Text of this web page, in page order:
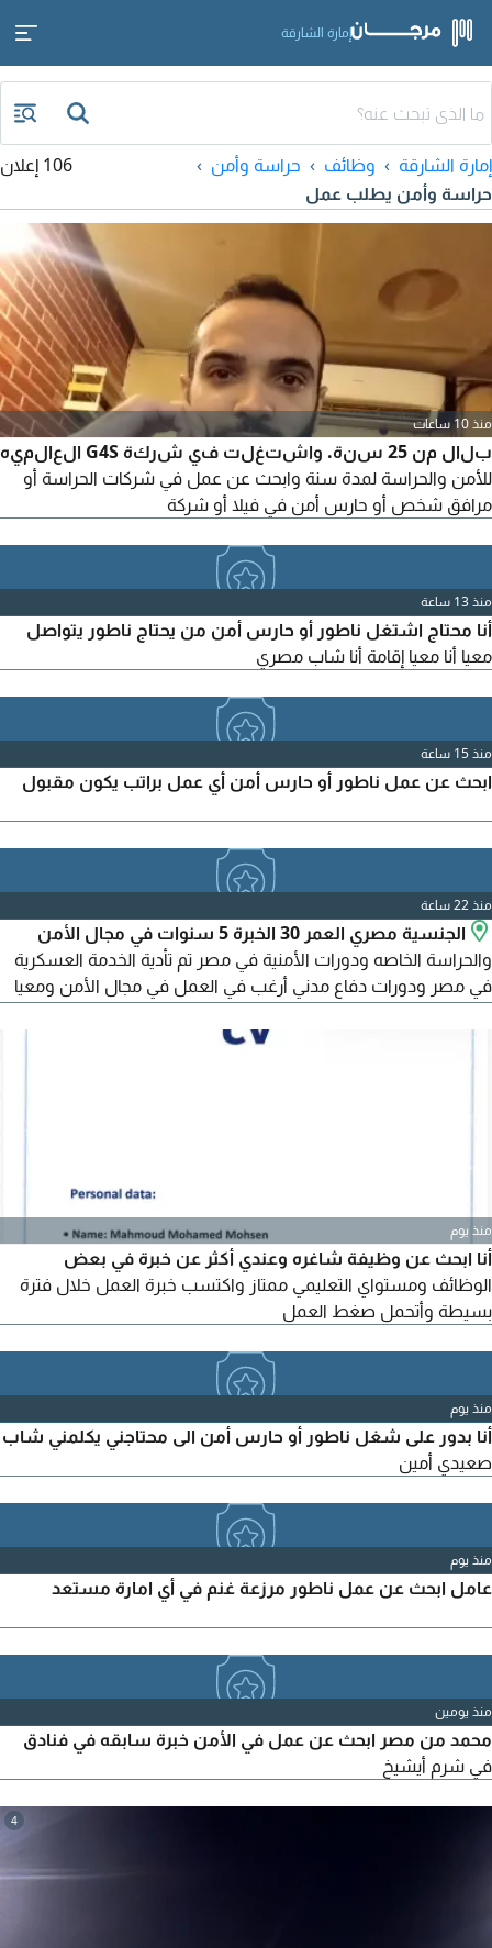
إمارة الشارقة
إمارة الشارقة وظائف
حراسة وأمن
حراسة وأمن يطلب عمل
106 إعلان
منذ 10 ساعات
بلال من 25 سنة. واشتغلت في شركة G4S العالميه
للأمن والحراسة لمدة سنة وابحث عن عمل في شركات الحراسة أو
مرافق شخص أو حارس أمن في فيلا أو شركة
منذ 13 ساعة
أنا محتاج اشتغل ناطور أو حارس أمن من يحتاج ناطور يتواصل
معيا أنا معيا إقامة أنا شاب مصري
منذ 15 ساعة
ابحث عن عمل ناطور أو حارس أمن أي عمل براتب يكون مقبول
منذ 22 ساعة
الجنسية مصري العمر 30 الخبرة 5 سنوات في مجال الأمن
والحراسة الخاصه ودورات الأمنية في مصر تم تأدية الخدمة العسكرية
في مصر ودورات دفاع مدني أرغب في العمل في مجال الأمن ومعيا
منذ يوم
أنا ابحث عن وظيفة شاغره وعندي أكثر عن خبرة في بعض
الوظائف ومستواي التعليمي ممتاز واكتسب خبرة العمل خلال فترة
بسيطة وأتحمل صغط العمل
منذ يوم
أنا بدور على شغل ناطور أو حارس أمن الى محتاجني يكلمني شاب
صعيدي أمين
منذ يوم
عامل ابحث عن عمل ناطور مرزعة غنم في أي امارة مستعد
منذ يومين
محمد من مصر ابحث عن عمل في الأمن خبرة سابقه في فنادق
في شرم أيشيخ
4